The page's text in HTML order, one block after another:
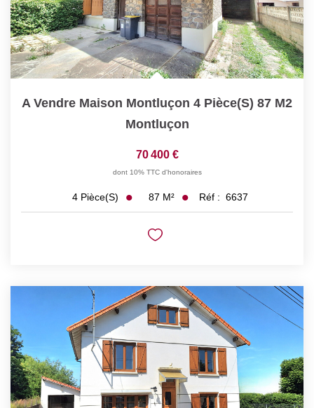
A Vendre Maison Montluçon 4 Pièce(s) 87 M2
Montluçon
70 400 €
dont 10% TTC d'honoraires
4 Pièce(s) 87 M² Réf : 6637